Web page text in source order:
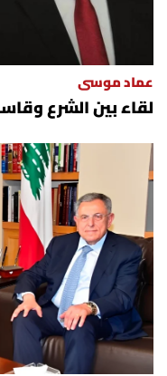
عماد موسى
لقاء بين الشرع